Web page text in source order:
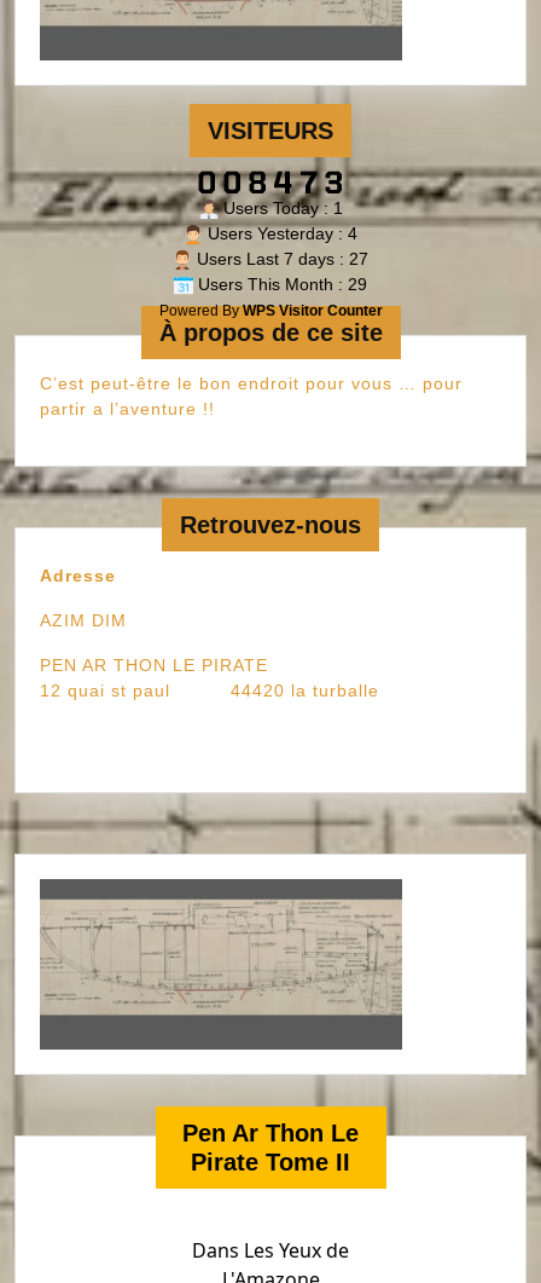
VISITEURS
Users Today : 1
Users Yesterday : 4
Users Last 7 days : 27
Users This Month : 29
Powered ByWPS Visitor Counter
À propos de ce site
C’est peut-être le bon endroit pour vous … pour
partir a l’aventure !!
Retrouvez-nous
Adresse
AZIM DIM
PEN AR THON LE PIRATE
12 quai st paul 44420 la turballe
Pen Ar Thon Le
Pirate Tome II
Dans Les Yeux de